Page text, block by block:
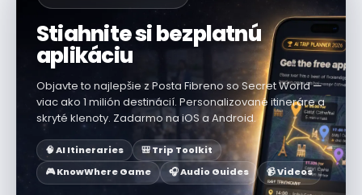
Stiahnite si bezplatnú
aplikáciu
Objavte to najlepšie z Posta Fibreno so Secret World —
viac ako 1 milión destinácií. Personalizované itineráre a
skryté klenoty. Zadarmo na iOS a Android.
🧠 AI Itineraries
🎒 Trip Toolkit
🎮 KnowWhere Game
🎧 Audio Guides 📹 Videos